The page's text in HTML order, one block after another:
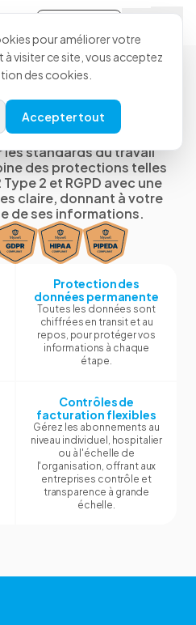
et
données
les standards du travail
des protections telles
2 et RGPD avec une
claire, donnant à votre
de ses informations.
Protection des
données permanente
Toutes les données sont
chiffrées en transit et au
repos, pour protéger vos
informations à chaque
étape.
Contrôles de
facturation flexibles
Gérez les abonnements au
niveau individuel, hospitalier
ou à l'échelle de
l'organisation, offrant aux
entreprises contrôle et
transparence à grande
échelle.
pour améliorer votre
visiter ce site, vous acceptez
des cookies.
Accepter tout